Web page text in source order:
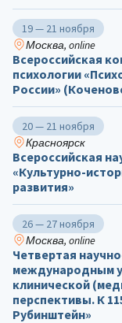
19 — 21 ноября
Москва, online
Всероссийская
психологии
России»
20 — 21 ноября
Красноярск
Всероссийская
«Культурно-
развития»
26 — 27 ноября
Москва, online
Четвертая
международным
клинической
перспективы. К
Рубинштейн»